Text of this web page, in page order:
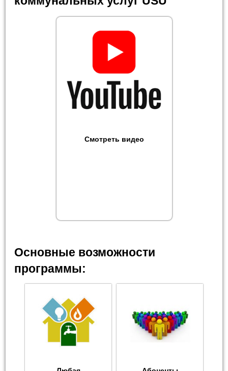
Смотреть видео
Основные возможности
программы: